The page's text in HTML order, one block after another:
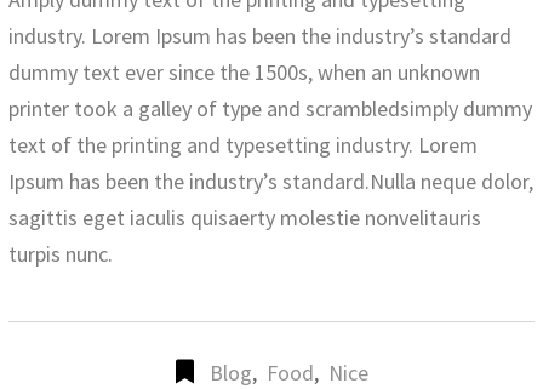
industry. Lorem Ipsum has been the industry’s standard
dummy text ever since the 1500s, when an unknown
printer took a galley of type and scrambledsimply dummy
text of the printing and typesetting industry. Lorem
Ipsum has been the industry’s standard.Nulla neque dolor,
sagittis eget iaculis quisaerty molestie nonvelitauris
turpis nunc.
Blog, Food, Nice